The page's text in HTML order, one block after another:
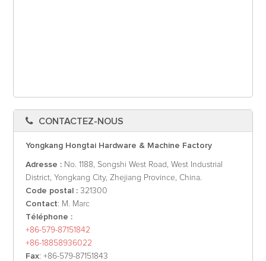
CONTACTEZ-NOUS
Yongkang Hongtai Hardware & Machine Factory
Adresse : No. 1188, Songshi West Road, West Industrial
District, Yongkang City, Zhejiang Province, China.
Code postal : 321300
Contact: M. Marc
Téléphone :
+86-579-87151842
+86-18858936022
Fax: +86-579-87151843